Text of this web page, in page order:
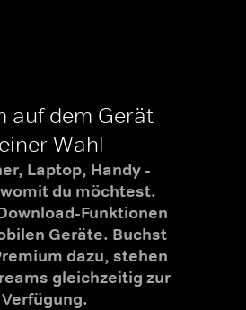
auf dem Gerät
Wahl
Laptop, Handy -
du möchtest.
Funktionen
Geräte. Buchst
dazu, stehen
gleichzeitig zur
Verfügung.